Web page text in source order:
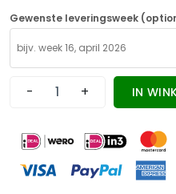
Gewenste leveringsweek
- + IN